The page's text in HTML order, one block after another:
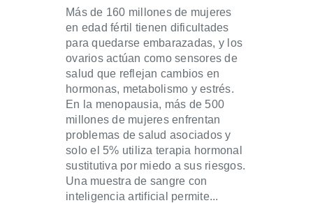
Más de 160 millones de mujeres
en edad fértil tienen dificultades
para quedarse embarazadas, y los
ovarios actúan como sensores de
salud que reflejan cambios en
hormonas, metabolismo y estrés.
En la menopausia, más de 500
millones de mujeres enfrentan
problemas de salud asociados y
solo el 5% utiliza terapia hormonal
sustitutiva por miedo a sus riesgos.
Una muestra de sangre con
inteligencia artificial permite...